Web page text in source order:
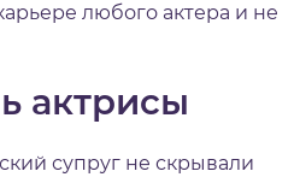
любого актера и не
актрисы
супруг не скрывали